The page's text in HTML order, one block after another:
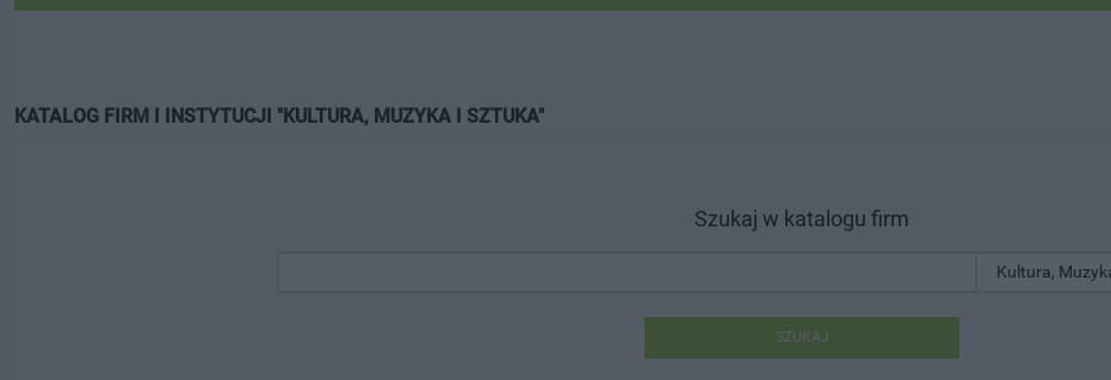
KATALOG FIRM I INSTYTUCJI "KULTURA, MUZYKA I SZTUKA"
Szukaj w katalogu firm
SZUKAJ